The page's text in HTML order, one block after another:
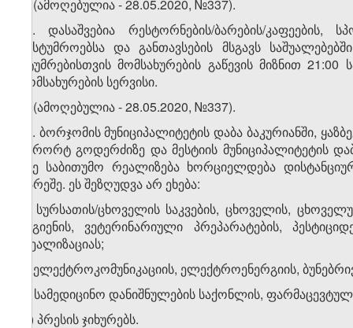
2. (ამოღებულია - 28.05.2020, №337).
. დასაშვებია რესტორნების/ბარების/
სასტუმროებსა და განთავსების მსგავს
სტუმრებისთვის მომსახურების გაწევის მიზნით
მომსახურების სერვისი.
3. (ამოღებულია - 28.05.2020, №337).
. ბორჯომის მუნიციპალიტეტის დაბა ბაკურიანში,
კურორტ გოდერძიზე და მესტიის მუნიციპალიტეტის
ისე საბითუმო რეალიზება ხორციელდება
გარეშე. ეს შეზღუდვა არ ეხება:
ა) სურსათის/ცხოველის საკვების, ცხოველის,
ჰიგიენის, ვეტერინარიული პრეპარატების,
რეალიზაციას;
ბ) ელექტროკომუნიკაციის, ელექტროენერგიის,
გ) სამედიცინო დანიშნულების საქონლის,
დ) პრესის ჯიხურებს.